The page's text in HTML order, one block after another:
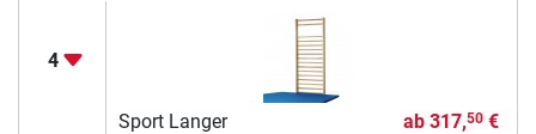
4
Sport Langer
ab 317,50€